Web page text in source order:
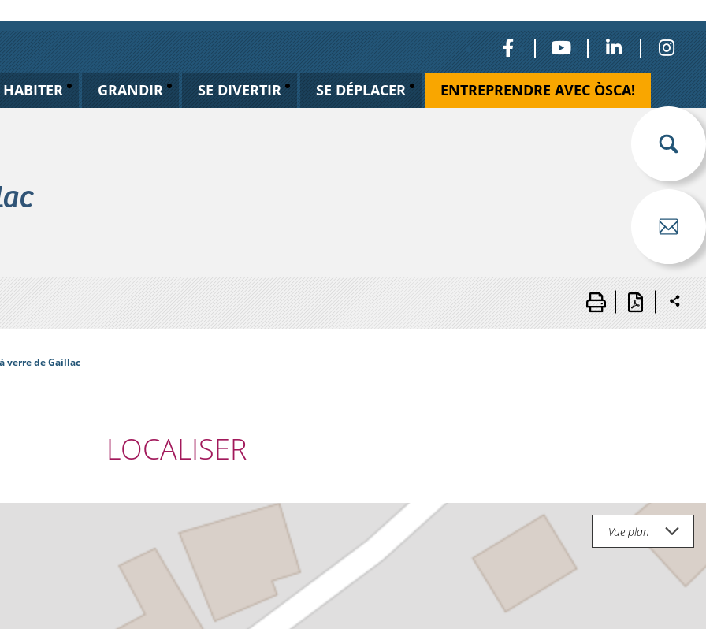
HABITER GRANDIR SE DIVERTIR SE DÉPLACER ENTREPRENDRE AVEC ÒSCA!
verre de Gaillac
LOCALISER